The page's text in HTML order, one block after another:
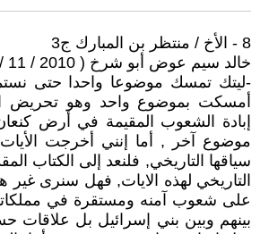
8 - الأخ / منتظر بن المبارك ج3
خالد سيم عوض أبو شرخ ( 2010 / 11 / 24 - 21:01 )
-ليتك تمسك موضوعا واحدا حتى
أمسكت بموضوع واحد وهو تحريض
إبادة الشعوب المقيمة في أرض
موضوع آخر , أما إنني أخرجت
سياقها التاريخي, فلنعد إلى الكتاب
التاريخي لهذه الايات, فهل سنرى غير
على شعوب آمنه ومستقرة في
بينهم وبين بني إسرائيل بل علاقات